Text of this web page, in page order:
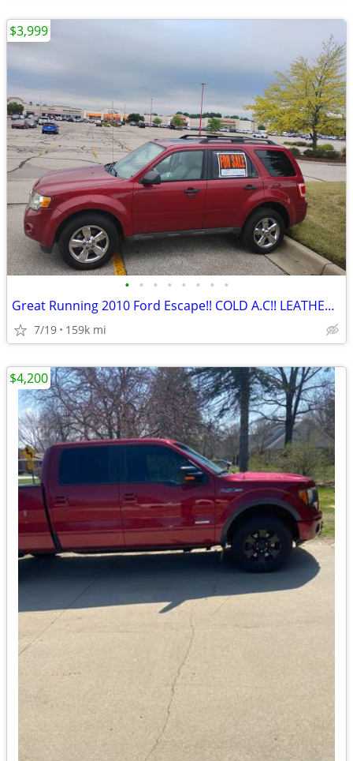
• • • • • • • •
Great Running 2010 Ford Escape!! COLD A.C!! LEATHER INTERIOR
7/19 159k mi
$3,999
$4,200